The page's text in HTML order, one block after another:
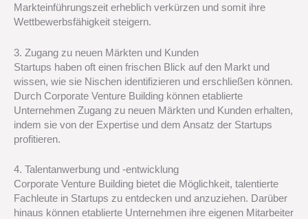
Markteinführungszeit erheblich verkürzen und somit ihre
Wettbewerbsfähigkeit steigern.
3. Zugang zu neuen Märkten und Kunden
Startups haben oft einen frischen Blick auf den Markt und
wissen, wie sie Nischen identifizieren und erschließen können.
Durch Corporate Venture Building können etablierte
Unternehmen Zugang zu neuen Märkten und Kunden erhalten,
indem sie von der Expertise und dem Ansatz der Startups
profitieren.
4. Talentanwerbung und -entwicklung
Corporate Venture Building bietet die Möglichkeit, talentierte
Fachleute in Startups zu entdecken und anzuziehen. Darüber
hinaus können etablierte Unternehmen ihre eigenen Mitarbeiter